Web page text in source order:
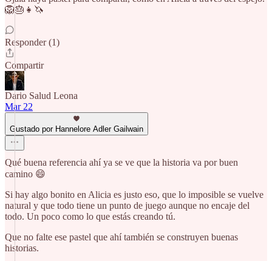
🦁🎂👧🦄
Responder (1)
Compartir
Dario Salud Leona
Mar 22
Gustado por Hannelore Adler Gailwain
Qué buena referencia ahí ya se ve que la historia va por buen
camino 😄
Si hay algo bonito en Alicia es justo eso, que lo imposible se vuelve
natural y que todo tiene un punto de juego aunque no encaje del
todo. Un poco como lo que estás creando tú.
Que no falte ese pastel que ahí también se construyen buenas
historias.